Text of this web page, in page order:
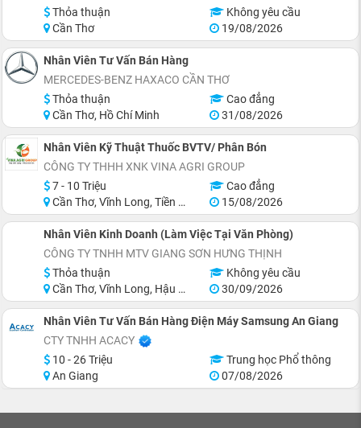
Thỏa thuận
Không yêu cầu
Cần Thơ
19/08/2026
Nhân Viên Tư Vấn Bán Hàng
MERCEDES-BENZ HAXACO CẦN THƠ
Thỏa thuận
Cao đẳng
Cần Thơ, Hồ Chí Minh
31/08/2026
Nhân Viên Kỹ Thuật Thuốc BVTV/ Phân Bón
CÔNG TY THHH XNK VINA AGRI GROUP
7 - 10 Triệu
Cao đẳng
Cần Thơ, Vĩnh Long, Tiền Giang
15/08/2026
Nhân Viên Kinh Doanh (Làm Việc Tại Văn Phòng)
CÔNG TY TNHH MTV GIANG SƠN HƯNG THỊNH
Thỏa thuận
Không yêu cầu
Cần Thơ, Vĩnh Long, Hậu Giang, Sóc Trăng
30/09/2026
Nhân Viên Tư Vấn Bán Hàng Điện Máy Samsung An Giang
CTY TNHH ACACY
10 - 26 Triệu
Trung học Phổ thông
An Giang
07/08/2026